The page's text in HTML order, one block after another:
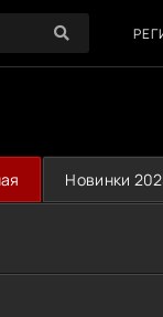
Новинки